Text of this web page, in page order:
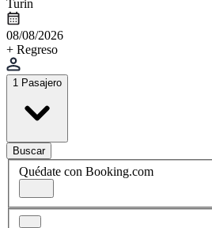
Turin
08/08/2026
+ Regreso
1 Pasajero
Buscar
Quédate con Booking.com